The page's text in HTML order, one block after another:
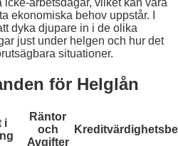
ekonomiska behov uppstår. I
dyka djupare in i de olika
just under helgen och hur det
situationer.
för Helglån
i
Räntor
och
Avgifter